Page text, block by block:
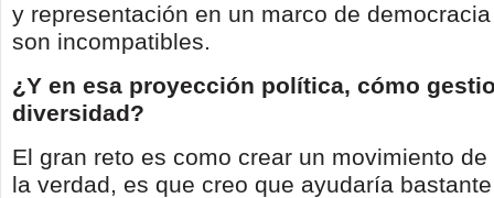
y representación en un marco de
son incompatibles.
¿Y en esa proyección política, cómo
diversidad?
El gran reto es como crear un movimiento
la verdad, es que creo que ayudaría